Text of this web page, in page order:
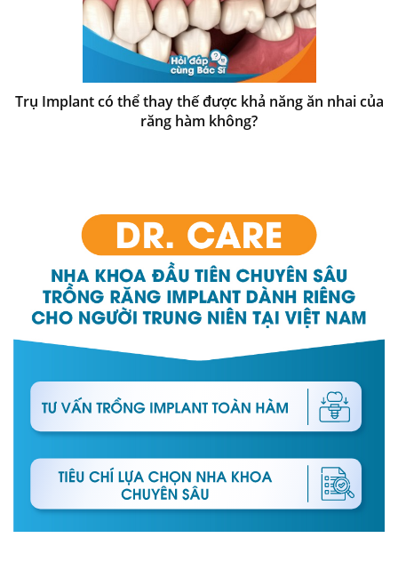
Trụ Implant có thể thay thế được khả năng ăn nhai của
răng hàm không?